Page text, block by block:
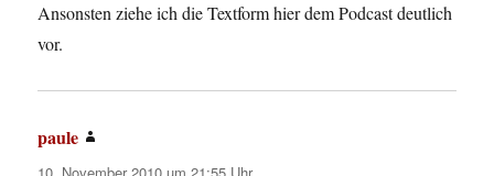
Ansonsten ziehe ich die Textform hier dem Podcast deutlich
vor.
paule